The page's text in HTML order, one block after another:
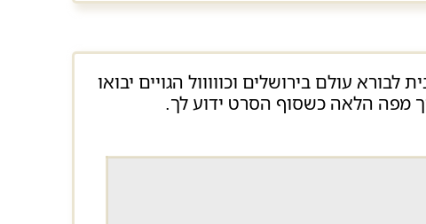
עולם בירושלים וכווווול הגויים יבואו
מפה הלאה כשסוף הסרט ידוע לך.